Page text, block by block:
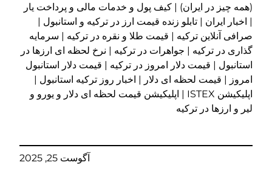
(همه چیز در ایران) | کیف پول و خدمات مالی و پرداخت یار
| اخبار ایران | تابلو زنده قیمت ارز در ترکیه و استانبول |
صرافی آنلاین ترکیه | قیمت طلا و نقره در ترکیه | سرمایه
گذاری در ترکیه | جواهرات در ترکیه | نرخ لحظه ای ارزها در
استانبول | قیمت دلار امروز در ترکیه | قیمت دلار استانبول
امروز | قیمت لحظه ای دلار | اخبار روز ترکیه استانبول |
اپلیکیشن ISTEX | اپلیکیشن قیمت لحظه ای دلار و یورو و
لیر و ارزها در ترکیه
آگوست 25, 2025